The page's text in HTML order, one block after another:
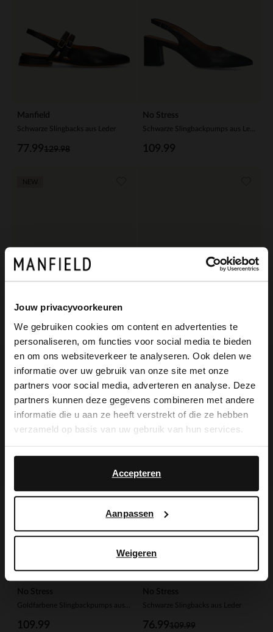
Jouw privacyvoorkeuren
We gebruiken cookies om content en advertenties te
personaliseren, om functies voor social media te bieden
en om ons websiteverkeer te analyseren. Ook delen we
informatie over uw gebruik van onze site met onze
partners voor social media, adverteren en analyse. Deze
partners kunnen deze gegevens combineren met andere
informatie die u aan ze heeft verstrekt of die ze hebben
verzameld op basis van uw gebruik van hun services.
Accepteren
Aanpassen
Weigeren
Manfield
Schwarze Slingbacks aus Leder
129.98
77.99
No Stress
109.99
No Stress
109.99
No Stress
109.99
No Stress
109.99
No Stress
Schwarze Slingbacks aus Leder
109.99
76.99
-30%
-10% EXTRA
×
View this website in English?
It looks like your language isn't Dutch. Would
you like to switch to English?
English